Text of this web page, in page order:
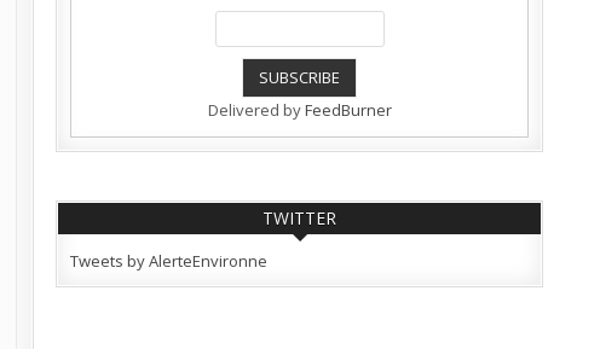
Delivered byFeedBurner
TWITTER
Tweets by AlerteEnvironne